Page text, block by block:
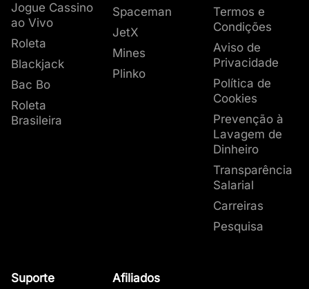
Jogue Cassino
ao Vivo
Roleta
Blackjack
Bac Bo
Roleta
Brasileira
Spaceman
JetX
Mines
Plinko
Termos e
Condições
Aviso de
Privacidade
Política de
Cookies
Prevenção à
Lavagem de
Dinheiro
Transparência
Salarial
Carreiras
Pesquisa
Suporte
Afiliados